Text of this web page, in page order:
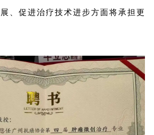
、促进治疗技术进步方面将承担更